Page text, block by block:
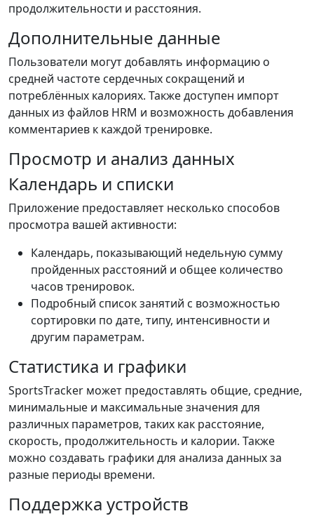
продолжительности и расстояния.
Дополнительные данные
Пользователи могут добавлять информацию о
средней частоте сердечных сокращений и
потреблённых калориях. Также доступен импорт
данных из файлов HRM и возможность добавления
комментариев к каждой тренировке.
Просмотр и анализ данных
Календарь и списки
Приложение предоставляет несколько способов
просмотра вашей активности:
Календарь, показывающий недельную сумму
пройденных расстояний и общее количество
часов тренировок.
Подробный список занятий с возможностью
сортировки по дате, типу, интенсивности и
другим параметрам.
Статистика и графики
SportsTracker может предоставлять общие, средние,
минимальные и максимальные значения для
различных параметров, таких как расстояние,
скорость, продолжительность и калории. Также
можно создавать графики для анализа данных за
разные периоды времени.
Поддержка устройств